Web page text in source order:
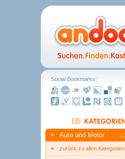
Social Bookmarks:
Auto und Motor
zurück zu allen Kategorien